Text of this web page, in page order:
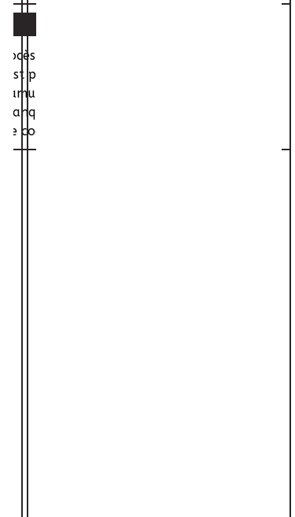
verbal a été signé par Bernard, qui
pas retrouvé, le substitut menace de
signale des retraits anormaux
Une personne de confiance, Odette
code secret de sa carte bancaire.